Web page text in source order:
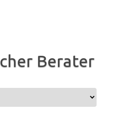
Berater